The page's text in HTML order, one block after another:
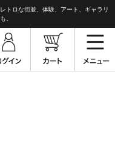
トロな街並、体験、アート、ギャラリ
。